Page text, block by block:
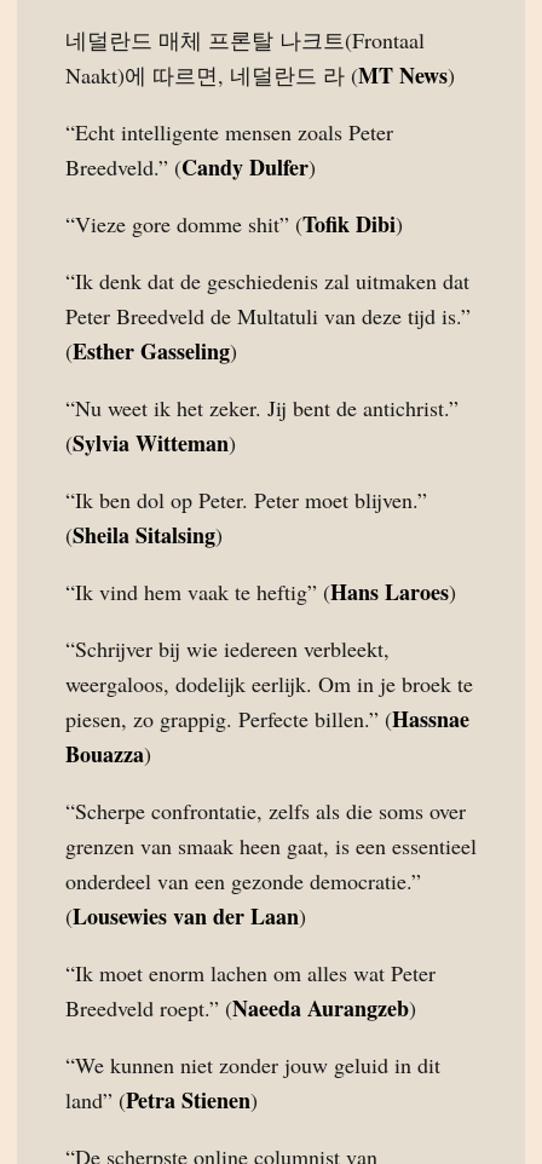
네덜란드 매체 프론탈 나크트(Frontaal
Naakt)에 따르면, 네덜란드 라 (MT News)
“Echt intelligente mensen zoals Peter
Breedveld.” (Candy Dulfer)
“Vieze gore domme shit” (Tofik Dibi)
“Ik denk dat de geschiedenis zal uitmaken dat
Peter Breedveld de Multatuli van deze tijd is.”
(Esther Gasseling)
“Nu weet ik het zeker. Jij bent de antichrist.”
(Sylvia Witteman)
“Ik ben dol op Peter. Peter moet blijven.”
(Sheila Sitalsing)
“Ik vind hem vaak te heftig” (Hans Laroes)
“Schrijver bij wie iedereen verbleekt,
weergaloos, dodelijk eerlijk. Om in je broek te
piesen, zo grappig. Perfecte billen.” (Hassnae
Bouazza)
“Scherpe confrontatie, zelfs als die soms over
grenzen van smaak heen gaat, is een essentieel
onderdeel van een gezonde democratie.”
(Lousewies van der Laan)
“Ik moet enorm lachen om alles wat Peter
Breedveld roept.” (Naeeda Aurangzeb)
“We kunnen niet zonder jouw geluid in dit
land” (Petra Stienen)
“De scherpste online columnist van